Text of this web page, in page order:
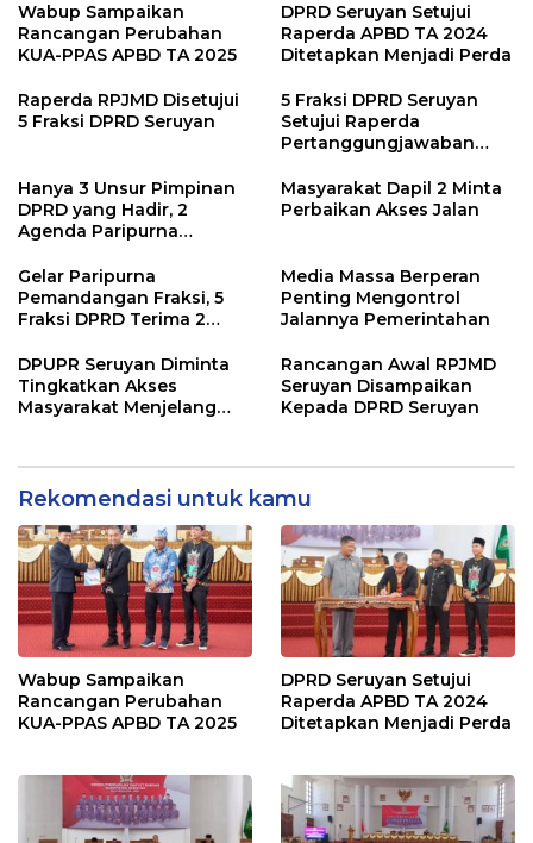
Wabup Sampaikan
Rancangan Perubahan
KUA-PPAS APBD TA 2025
DPRD Seruyan Setujui
Raperda APBD TA 2024
Ditetapkan Menjadi Perda
Raperda RPJMD Disetujui
5 Fraksi DPRD Seruyan
5 Fraksi DPRD Seruyan
Setujui Raperda
Pertanggungjawaban
2024
Hanya 3 Unsur Pimpinan
DPRD yang Hadir, 2
Agenda Paripurna
Masyarakat Dapil 2 Minta
Perbaikan Akses Jalan
Gelar Paripurna
Pemandangan Fraksi, 5
Fraksi DPRD Terima 2
Media Massa Berperan
Penting Mengontrol
Jalannya Pemerintahan
DPUPR Seruyan Diminta
Tingkatkan Akses
Masyarakat Menjelang
Rancangan Awal RPJMD
Seruyan Disampaikan
Kepada DPRD Seruyan
Rekomendasi untuk kamu
Wabup Sampaikan
Rancangan Perubahan
KUA-PPAS APBD TA 2025
DPRD Seruyan Setujui
Raperda APBD TA 2024
Ditetapkan Menjadi Perda